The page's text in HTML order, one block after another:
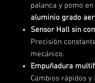
palanca y pomo en
aluminio grado
Sensor Hall sin
Precisión
mecánico.
Empuñadura
Cambios rápidos y